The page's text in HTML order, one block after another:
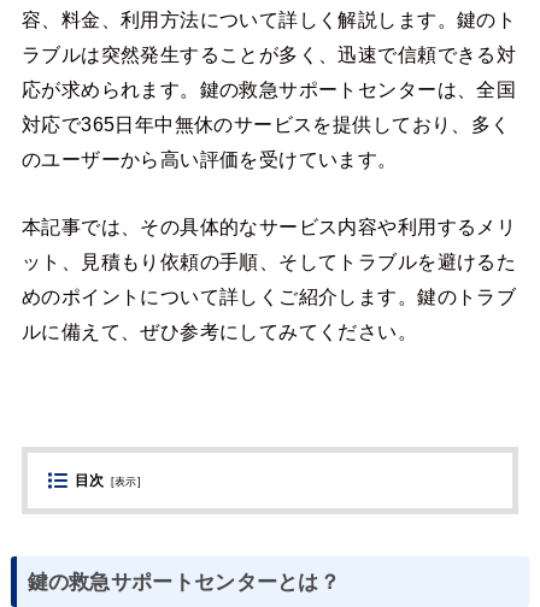
容、料金、利用方法について詳しく解説します。鍵のト
ラブルは突然発生することが多く、迅速で信頼できる対
応が求められます。鍵の救急サポートセンターは、全国
対応で365日年中無休のサービスを提供しており、多く
のユーザーから高い評価を受けています。
本記事では、その具体的なサービス内容や利用するメリ
ット、見積もり依頼の手順、そしてトラブルを避けるた
めのポイントについて詳しくご紹介します。鍵のトラブ
ルに備えて、ぜひ参考にしてみてください。
目次 [表示]
鍵の救急サポートセンターとは？